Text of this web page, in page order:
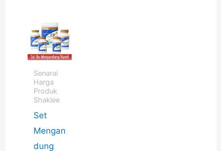
Senarai
Harga
Produk
Shaklee
Set
Mengan
dung